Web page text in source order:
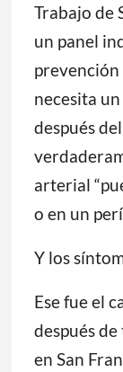
Trabajo de
un panel
prevención
necesita
después
arterial
o en un
Y los
Ese fue el
después
en San